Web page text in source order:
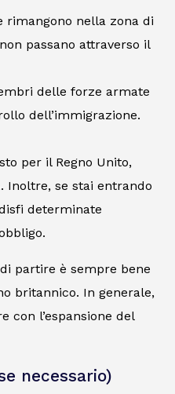
rimangono nella zona di
passano attraverso il
delle forze armate
dell’immigrazione.
per il Regno Unito,
Inoltre, se stai entrando
determinate
partire è sempre bene
britannico. In generale,
con l’espansione del
necessario)